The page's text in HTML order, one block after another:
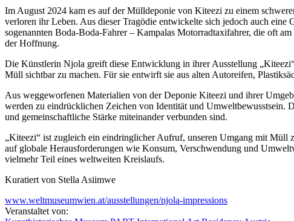
Im August 2024 kam es auf der Mülldeponie von Kiteezi zu einem
verloren ihr Leben. Aus dieser Tragödie entwickelte sich jedoch auch eine
sogenannten Boda-Boda-Fahrer – Kampalas Motorradtaxifahrer, die oft
der Hoffnung.
Die Künstlerin Njola greift diese Entwicklung in ihrer Ausstellung
Müll sichtbar zu machen. Für sie entwirft sie aus alten Autoreifen,
Aus weggeworfenen Materialien von der Deponie Kiteezi und ihrer
werden zu eindrücklichen Zeichen von Identität und Umweltbewusstsein.
und gemeinschaftliche Stärke miteinander verbunden sind.
„Kiteezi“ ist zugleich ein eindringlicher Aufruf, unseren Umgang mit
auf globale Herausforderungen wie Konsum, Verschwendung und
vielmehr Teil eines weltweiten Kreislaufs.
Kuratiert von Stella Asiimwe
www.weltmuseumwien.at/ausstellungen/njola-impressions
Veranstaltet von: